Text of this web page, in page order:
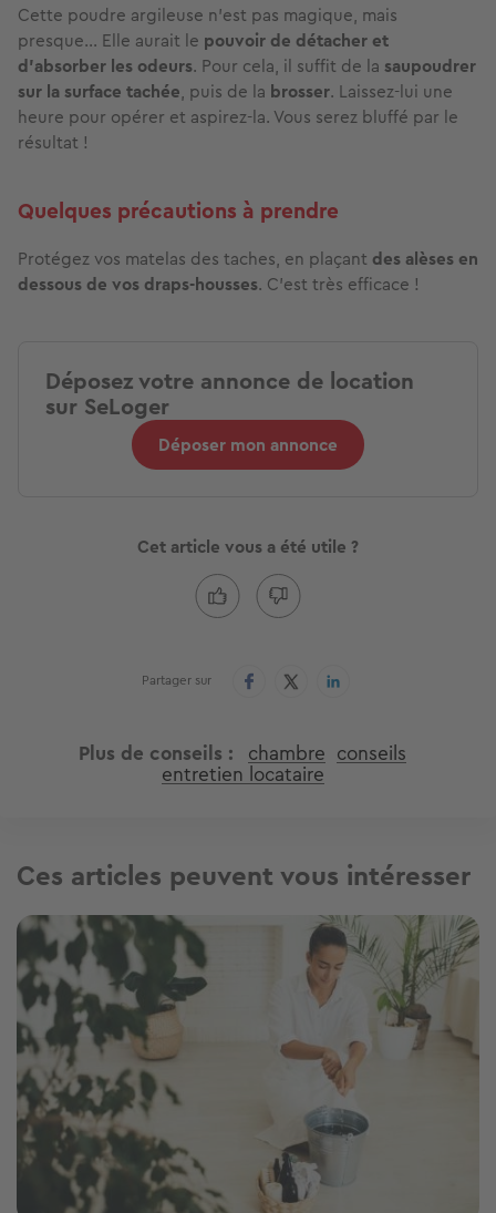
Cette poudre argileuse n’est pas magique, mais
presque… Elle aurait le pouvoir de détacher et
d’absorber les odeurs. Pour cela, il suffit de la saupoudrer
sur la surface tachée, puis de la brosser. Laissez-lui une
heure pour opérer et aspirez-la. Vous serez bluffé par le
résultat !
Quelques précautions à prendre
Protégez vos matelas des taches, en plaçant des alèses en
dessous de vos draps-housses. C'est très efficace !
Déposez votre annonce de location
sur SeLoger
Déposer mon annonce
Cet article vous a été utile ?
Partager sur
Plus de conseils chambre conseils
entretien locataire
Ces articles peuvent vous intéresser
Image